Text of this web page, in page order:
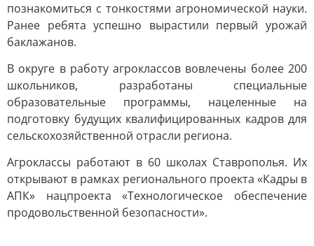
познакомиться с тонкостями агрономической науки.
Ранее ребята успешно вырастили первый урожай
баклажанов.
В округе в работу агроклассов вовлечены более 200
школьников, разработаны специальные
образовательные программы, нацеленные на
подготовку будущих квалифицированных кадров для
сельскохозяйственной отрасли региона.
Агроклассы работают в 60 школах Ставрополья. Их
открывают в рамках регионального проекта «Кадры в
АПК» нацпроекта «Технологическое обеспечение
продовольственной безопасности».